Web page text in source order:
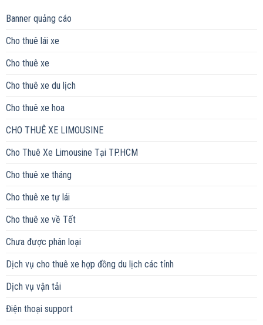
Banner quảng cáo
Cho thuê lái xe
Cho thuê xe
Cho thuê xe du lịch
Cho thuê xe hoa
CHO THUÊ XE LIMOUSINE
Cho Thuê Xe Limousine Tại TP.HCM
Cho thuê xe tháng
Cho thuê xe tự lái
Cho thuê xe về Tết
Chưa được phân loại
Dịch vụ cho thuê xe hợp đồng du lịch các tỉnh
Dịch vụ vận tải
Điện thoại support